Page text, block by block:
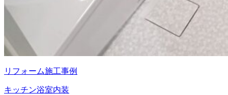
リフォーム施工事例
キッチン浴室内装